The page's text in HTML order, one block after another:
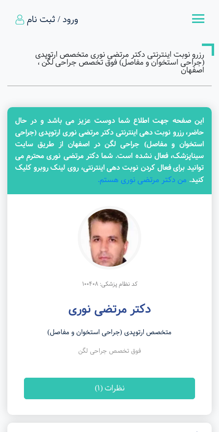
ورود / ثبت نام
رزرو نوبت اینترنتی دکتر مرتضی نوری متخصص ارتوپدی
(جراحی استخوان و مفاصل) فوق تخصص جراحی لگن ،
اصفهان
این صفحه جهت اطلاع شما دوست عزیز می باشد و در حال
حاضر، رزرو نوبت دهی اینترنتی دکتر مرتضی نوری ارتوپدی (جراحی
استخوان و مفاصل) جراحی لگن در اصفهان از طریق سایت
سیناپزشک، فعال نشده است. شما دکتر مرتضی نوری محترم می
توانید برای فعال کردن نوبت دهی اینترنتی، روی لینک روبرو کلیک
کنید. من دکتر مرتضی نوری هستم.
کد نظام پزشکی: 100408
دکتر مرتضی نوری
متخصص ارتوپدی (جراحی استخوان و مفاصل)
فوق تخصص جراحی لگن
نظرات (1)